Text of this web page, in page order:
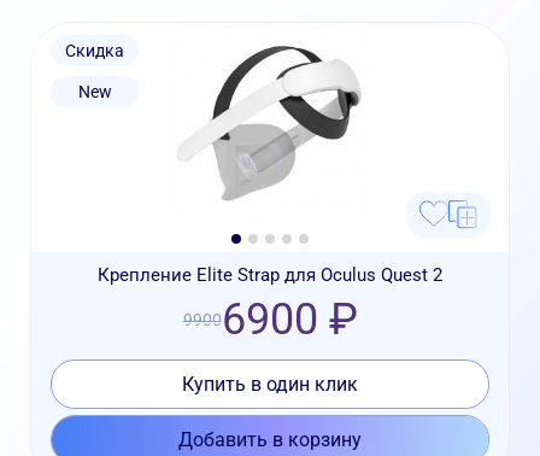
Скидка
New
Крепление Elite Strap для Oculus Quest 2
99006900 ₽
Купить в один клик
Добавить в корзину